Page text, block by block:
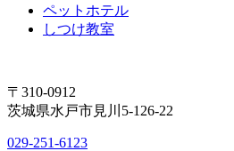
ペットホテル
しつけ教室
〒310-0912
茨城県水戸市見川5-126-22
029-251-6123